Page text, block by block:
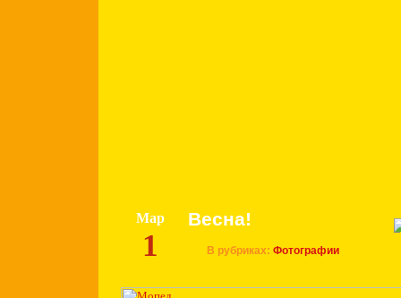
Мар
1
Весна!
В рубриках: Фотографии